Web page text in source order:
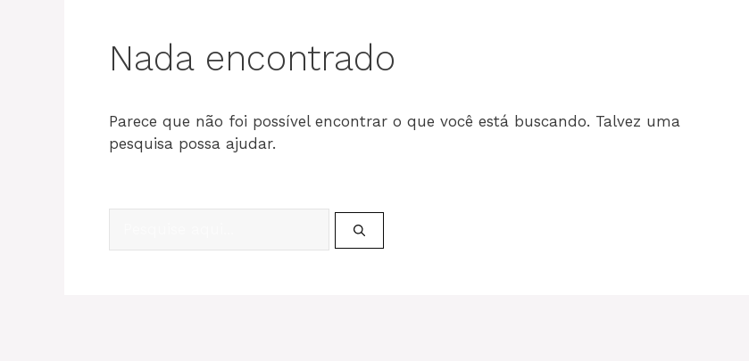
Nada encontrado
Parece que não foi possível encontrar o que você está buscando. Talvez uma
pesquisa possa ajudar.